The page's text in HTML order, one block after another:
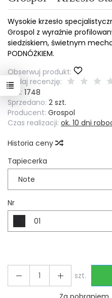
Wysokie krzesło
Grospol z wyraźnie
siedziskiem, świetnym
PODNÓŻKIEM.
Obserwuj produkt:
Dodaj recenzję:
Kod: 1748
Sprzedano: 2 szt.
Producent: Grospol
Czas realizacji: ok. 10 dni
Historia ceny
Tapiecerka
Note
Nr
01
szt.